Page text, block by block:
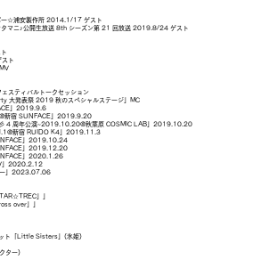
ー☆浦安製作所 2014.1/17 ゲスト
タマニ♪公開生放送 8th シーズン第 21 回放送 2019.8/24 ゲスト
ト
スティバルトークセッション
大発表祭 2019 秋のスペシャルステージ」MC
」2019.9.6
新宿 SUNFACE」2019.9.20
4 周年公演~2019.10.20@秋葉原 COSMIC LAB」2019.10.20
新宿 RUIDO K4」2019.11.3
」2019.10.24
」2019.12.20
」2020.1.26
」2020.2.12
ー」2023.07.06
」」
over」」
ット「Little Sisters」(氷姫)
ター)